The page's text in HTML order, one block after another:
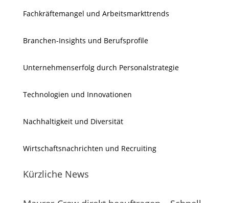
Fachkräftemangel und Arbeitsmarkttrends
Branchen-Insights und Berufsprofile
Unternehmenserfolg durch Personalstrategie
Technologien und Innovationen
Nachhaltigkeit und Diversität
Wirtschaftsnachrichten und Recruiting
Kürzliche News